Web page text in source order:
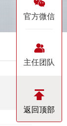
官方微信
主任团队
返回顶部